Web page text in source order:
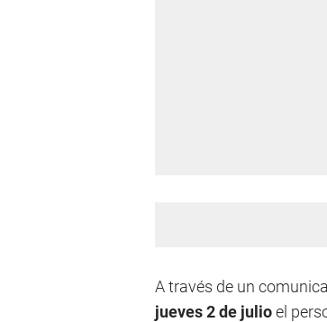
A través de un
jueves 2 de julioel